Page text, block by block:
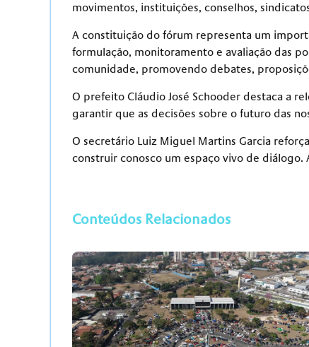
movimentos, instituições, conselhos,
A constituição do fórum representa um
formulação, monitoramento e avaliação das
comunidade, promovendo debates,
O prefeito Cláudio José Schooder destaca a
garantir que as decisões sobre o futuro das
O secretário Luiz Miguel Martins Garcia
construir conosco um espaço vivo de diálogo.
Conteúdos Relacionados